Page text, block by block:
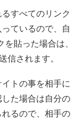
すべてのリンク
ているので、自
貼った場合は、
信されます。
トの事を相手に
た場合は自分の
るので、相手の